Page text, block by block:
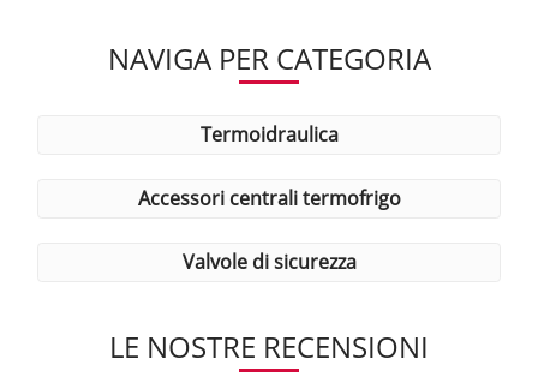
NAVIGA PER CATEGORIA
termoidraulica
accessori centrali termofrigo
valvole di sicurezza
LE NOSTRE RECENSIONI